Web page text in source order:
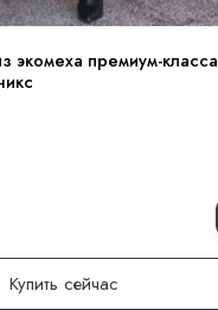
экомеха премиум-класса
Купить сейчас